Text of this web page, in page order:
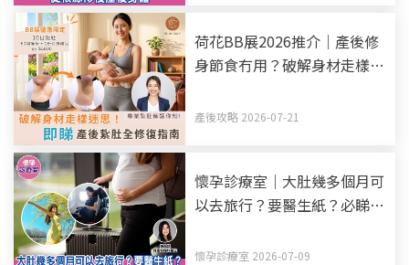
荷花BB展2026推介｜產後修
身節食冇用？破解身材走樣迷
復指南
產後攻略 2026-07-21
懷孕診療室｜大肚幾多個月可
以去旅行？要醫生紙？必睇孕
懷孕診療室 2026-07-09